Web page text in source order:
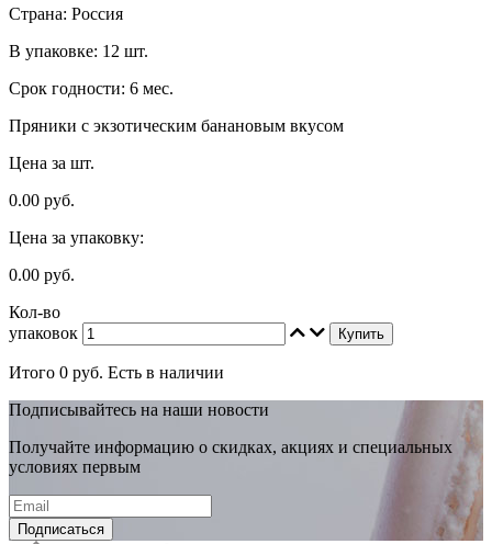
Страна: Россия
В упаковке: 12 шт.
Срок годности: 6 мес.
Пряники с экзотическим банановым вкусом
Цена за шт.
0.00 руб.
Цена за упаковку:
0.00 руб.
Кол-во
упаковок
Купить
Итого 0 руб. Есть в наличии
Подписывайтесь на наши новости
Получайте информацию о скидках, акциях и специальных
условиях первым
Подписаться